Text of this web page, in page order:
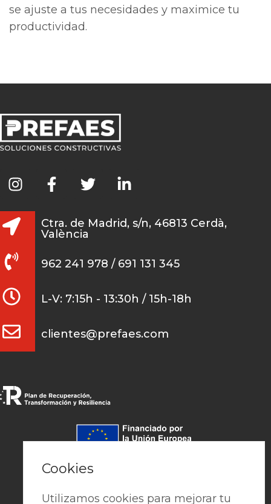
se ajuste a tus necesidades y maximice tu
productividad.
Ctra. de Madrid, s/n, 46813 Cerdà,
València
962 241 978 / 691 131 345
L-V: 7:15h - 13:30h / 15h-18h
clientes@prefaes.com
Cookies
Utilizamos cookies para mejorar tu